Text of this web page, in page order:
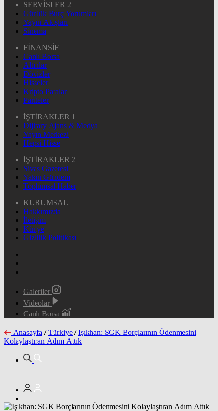
SERVİSLER 2
Günlük Burç Yorumları
Yayın Akışları
Sinema
FİNANSİF
Canlı Borsa
Altınlar
Dövizler
Hisseler
Kripto Paralar
Pariteler
İŞTİRAKLER 1
Dijitary Ajans & Medya
Yayın Merkezi
Hepsi Hisse
İŞTİRAKLER 2
Sivas Gazetesi
Yakın Gündem
Toplumsal Haber
KURUMSAL
Hakkımızda
İletişim
Künye
Gizlilik Politikası
Galeriler
Videolar
Canlı Borsa
Anasayfa / Türkiye / Işıkhan: SGK Borçlarının Ödenmesini
Kolaylaştıran Adım Attık